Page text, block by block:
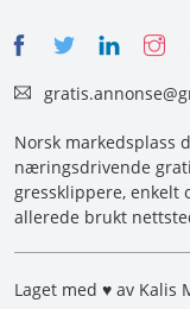
Norsk markedsplass
næringsdrivende
gressklippere, enkelt
allerede brukt
Laget med ♥ av Kalis